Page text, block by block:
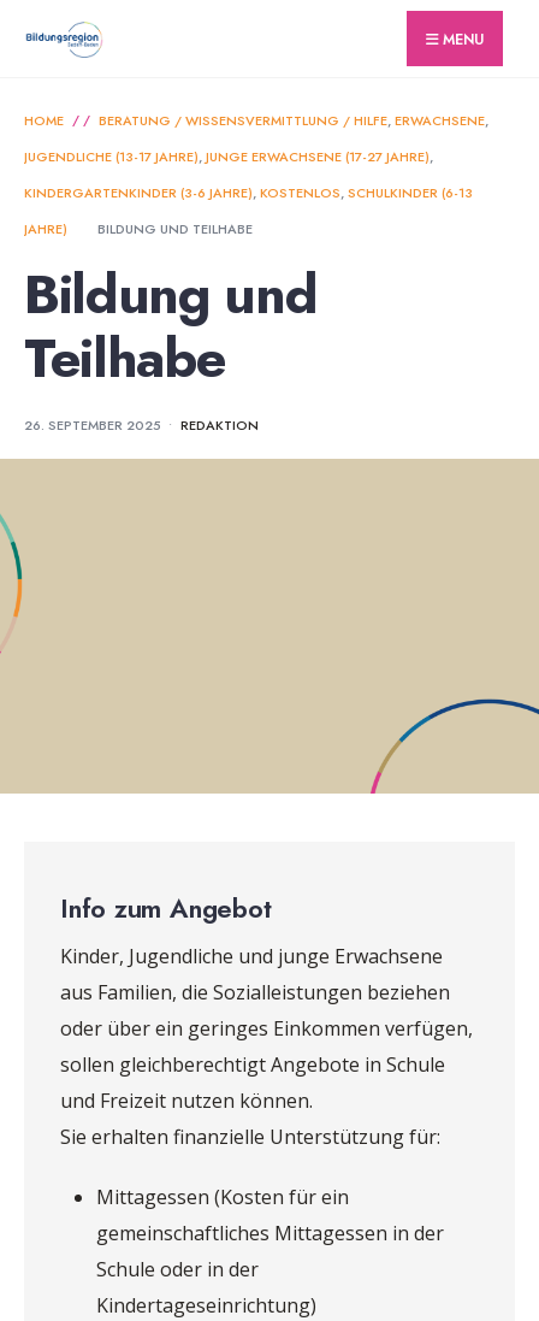
MENU
HOME BERATUNG / WISSENSVERMITTLUNG / HILFE,ERWACHSENE,
JUGENDLICHE (13-17 JAHRE),JUNGE ERWACHSENE (17-27 JAHRE),
KINDERGARTENKINDER (3-6 JAHRE),KOSTENLOS,SCHULKINDER (6-13
JAHRE)
BILDUNG UND TEILHABE
Bildung und
Teilhabe
26. SEPTEMBER 2025 • REDAKTION
Info zum Angebot
Kinder, Jugendliche und junge Erwachsene
aus Familien, die Sozialleistungen beziehen
oder über ein geringes Einkommen verfügen,
sollen gleichberechtigt Angebote in Schule
und Freizeit nutzen können.
Sie erhalten finanzielle Unterstützung für:
Mittagessen (Kosten für ein
gemeinschaftliches Mittagessen in der
Schule oder in der
Kindertageseinrichtung)